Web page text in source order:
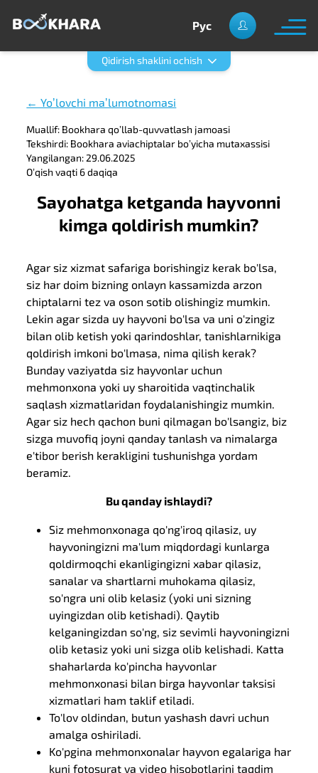
Рус
Qidirish shaklini ochish
← Yoʼlovchi maʼlumotnomasi
Muallif: Bookhara qoʼllab-quvvatlash jamoasi
Tekshirdi: Bookhara aviachiptalar boʼyicha mutaxassisi
Yangilangan: 29.06.2025
Oʼqish vaqti 6 daqiqa
Sayohatga ketganda hayvonni
kimga qoldirish mumkin?
Agar siz xizmat safariga borishingiz kerak bo'lsa,
siz har doim bizning onlayn kassamizda arzon
chiptalarni tez va oson sotib olishingiz mumkin.
Lekin agar sizda uy hayvoni bo'lsa va uni o'zingiz
bilan olib ketish yoki qarindoshlar, tanishlarnikiga
qoldirish imkoni bo'lmasa, nima qilish kerak?
Bunday vaziyatda siz hayvonlar uchun
mehmonxona yoki uy sharoitida vaqtinchalik
saqlash xizmatlaridan foydalanishingiz mumkin.
Agar siz hech qachon buni qilmagan bo'lsangiz, biz
sizga muvofiq joyni qanday tanlash va nimalarga
e'tibor berish kerakligini tushunishga yordam
beramiz.
Bu qanday ishlaydi?
Siz mehmonxonaga qo'ng'iroq qilasiz, uy
hayvoningizni ma'lum miqdordagi kunlarga
qoldirmoqchi ekanligingizni xabar qilasiz,
sanalar va shartlarni muhokama qilasiz,
so'ngra uni olib kelasiz (yoki uni sizning
uyingizdan olib ketishadi). Qaytib
kelganingizdan so'ng, siz sevimli hayvoningizni
olib ketasiz yoki uni sizga olib kelishadi. Katta
shaharlarda ko'pincha hayvonlar
mehmonxonasi bilan birga hayvonlar taksisi
xizmatlari ham taklif etiladi.
To'lov oldindan, butun yashash davri uchun
amalga oshiriladi.
Ko'pgina mehmonxonalar hayvon egalariga har
kuni fotosurat va video hisobotlarini taqdim